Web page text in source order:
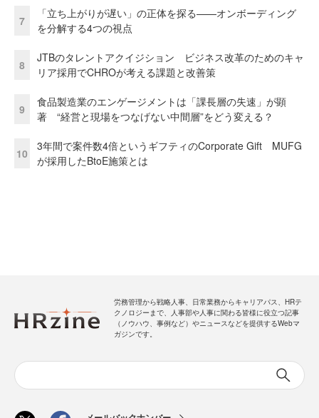
7
「立ち上がりが遅い」の正体を探る——オンボーディング
を分解する4つの視点
8
JTBのタレントアクイジション ビジネス改革のためのキャ
リア採用でCHROが考える課題と改善策
9
食品製造業のエンゲージメントは「課長層の失速」が顕
著 “経営と現場をつなげない中間層”をどう変える？
10
3年間で案件数4倍というギフティのCorporate Gift MUFG
が採用したBtoE施策とは
労務管理から戦略人事、日常業務からキャリアパス、HRテ
クノロジーまで、人事部や人事に関わる皆様に役立つ記事
（ノウハウ、事例など）やニュースなどを提供するWebマ
ガジンです。